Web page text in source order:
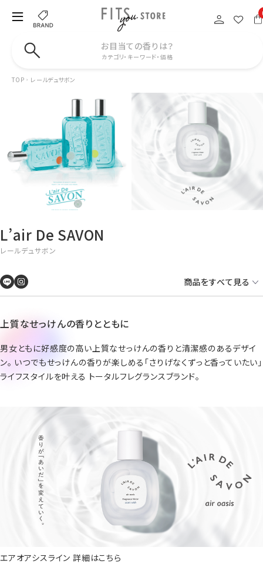
お目当ての香りは？
カテゴリ・キーワード・価格
TOP レールデュサボン
L’air De SAVON
レールデュサボン
商品をすべて見る
上質なせっけんの香りとともに
男女ともに好感度の高い上質なせっけんの香りと清潔感のあるデザイ
ン。 いつでもせっけんの香りが楽しめる「さりげなくずっと香っていたい」
ライフスタイルを叶える トータルフレグランスブランド。
エアオアシスライン 詳細はこちら